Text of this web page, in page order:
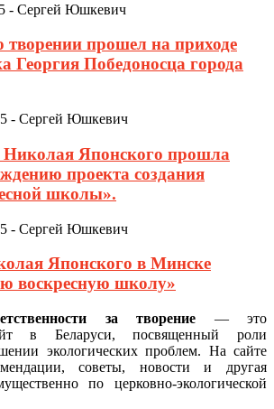
- Сергей Юшкевич
прошел на приходе
Георгия Победоносца города
- Сергей Юшкевич
Николая Японского прошла
проекта создания
школы».
- Сергей Юшкевич
Японского в Минске
воскресную школу»
за творение — это
в Беларуси, посвященный роли
экологических проблем. На сайте
советы, новости и другая
по церковно-экологической